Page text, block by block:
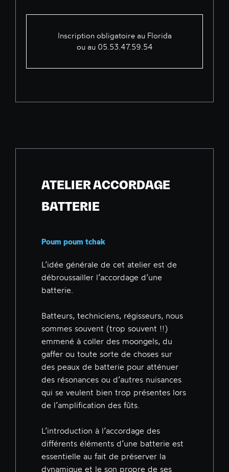
Inscription obligatoire au Florida
ou au 05.53.47.59.54
ATELIER ACCORDAGE
BATTERIE
Poum poum tchak
L’idée générale de cet atelier est de
débroussailler l’accordage d’une
batterie.
Batteurs, techniciens, régisseurs, nous
sommes souvent (trop souvent !!)
emmené à coller des moongels, du
gaffer ou toute sorte de choses sur
des peaux de batterie pour atténuer
des résonances ou d’autres nuisances
qui se veulent bien trop présentes lors
de l’amplification des fûts.
L’introduction à l’accordage des
différents éléments d’une batterie est
essentielle au fait de préserver la
dynamique et le son propre de ses